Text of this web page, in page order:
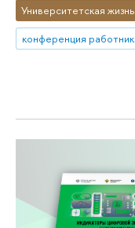
Университетская жизнь